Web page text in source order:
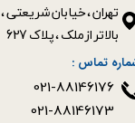
​​​​​​​تهران ، خیابان شریعتی ،
بالاتر از ملک ، پلاک 627​​​​​​​
تماس :